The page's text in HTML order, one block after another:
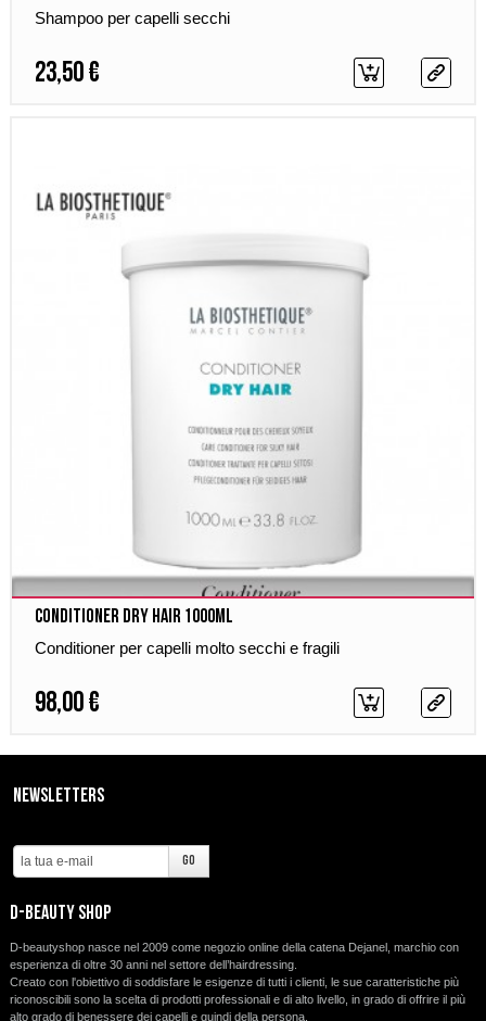
Shampoo per capelli secchi
23,50 €
Conditioner Dry Hair 1000ml
Conditioner per capelli molto secchi e fragili
98,00 €
Newsletters
d-beauty shop
D-beautyshop nasce nel 2009 come negozio online della catena Dejanel, marchio con
esperienza di oltre 30 anni nel settore dell’hairdressing.
Creato con l'obiettivo di soddisfare le esigenze di tutti i clienti, le sue caratteristiche più
riconoscibili sono la scelta di prodotti professionali e di alto livello, in grado di offrire il più
alto grado di benessere dei capelli e quindi della persona.